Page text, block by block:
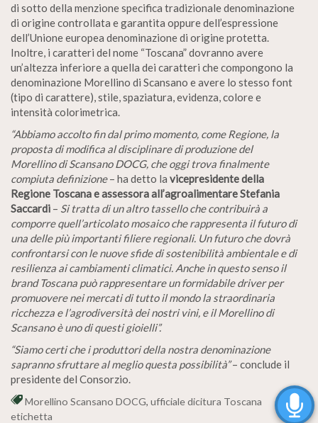
di sotto della menzione specifica tradizionale denominazione
di origine controllata e garantita oppure dell’espressione
dell’Unione europea denominazione di origine protetta.
Inoltre, i caratteri del nome “Toscana” dovranno avere
un’altezza inferiore a quella dei caratteri che compongono la
denominazione Morellino di Scansano e avere lo stesso font
(tipo di carattere), stile, spaziatura, evidenza, colore e
intensità colorimetrica.
“Abbiamo accolto fin dal primo momento, come Regione, la
proposta di modifica al disciplinare di produzione del
Morellino di Scansano DOCG, che oggi trova finalmente
compiuta definizione– ha detto la vicepresidente della
Regione Toscana e assessora all’agroalimentare Stefania
Saccardi – Si tratta di un altro tassello che contribuirà a
comporre quell’articolato mosaico che rappresenta il futuro di
una delle più importanti filiere regionali. Un futuro che dovrà
confrontarsi con le nuove sfide di sostenibilità ambientale e di
resilienza ai cambiamenti climatici. Anche in questo senso il
brand Toscana può rappresentare un formidabile driver per
promuovere nei mercati di tutto il mondo la straordinaria
ricchezza e l’agrodiversità dei nostri vini, e il Morellino di
Scansano è uno di questi gioielli”.
“Siamo certi che i produttori della nostra denominazione
sapranno sfruttare al meglio questa possibilità”– conclude il
presidente del Consorzio.
Morellino Scansano DOCG, ufficiale dicitura Toscana
etichetta